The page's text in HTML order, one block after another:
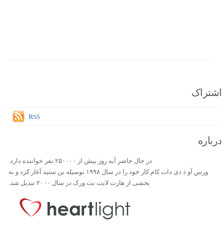
اشتراک
RSS
درباره
در حال حاضر آیه روز بیش از ۲۵۰۰۰۰ نفر خواننده دارد.
ورس آو ذ دی دات کام کار خود را در سال ۱۹۹۸ بوسیله بن ستید آغاز کرد و به
بخشی از هارت لایت نت ورک در سال ۲۰۰۰ تبدیل شد.